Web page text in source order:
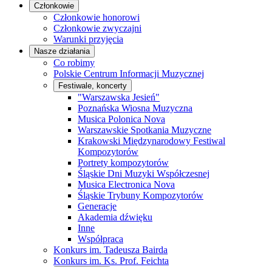
Członkowie
Członkowie honorowi
Członkowie zwyczajni
Warunki przyjęcia
Nasze działania
Co robimy
Polskie Centrum Informacji Muzycznej
Festiwale, koncerty
"Warszawska Jesień"
Poznańska Wiosna Muzyczna
Musica Polonica Nova
Warszawskie Spotkania Muzyczne
Krakowski Międzynarodowy Festiwal
Kompozytorów
Portrety kompozytorów
Śląskie Dni Muzyki Współczesnej
Musica Electronica Nova
Śląskie Trybuny Kompozytorów
Generacje
Akademia dźwięku
Inne
Współpraca
Konkurs im. Tadeusza Bairda
Konkurs im. Ks. Prof. Feichta